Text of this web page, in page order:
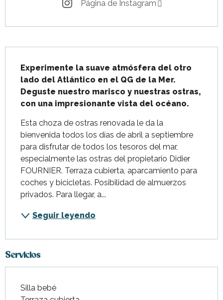
Página de Instagram
Experimente la suave atmósfera del otro
lado del Atlántico en el QG de la Mer.
Deguste nuestro marisco y nuestras ostras,
con una impresionante vista del océano.
Esta choza de ostras renovada le da la
bienvenida todos los días de abril a septiembre
para disfrutar de todos los tesoros del mar,
especialmente las ostras del propietario Didier
FOURNIER. Terraza cubierta, aparcamiento para
coches y bicicletas. Posibilidad de almuerzos
privados. Para llegar, a...
Seguir leyendo
Servicios
Silla bebé